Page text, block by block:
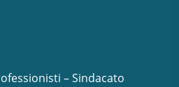
– Sindacato